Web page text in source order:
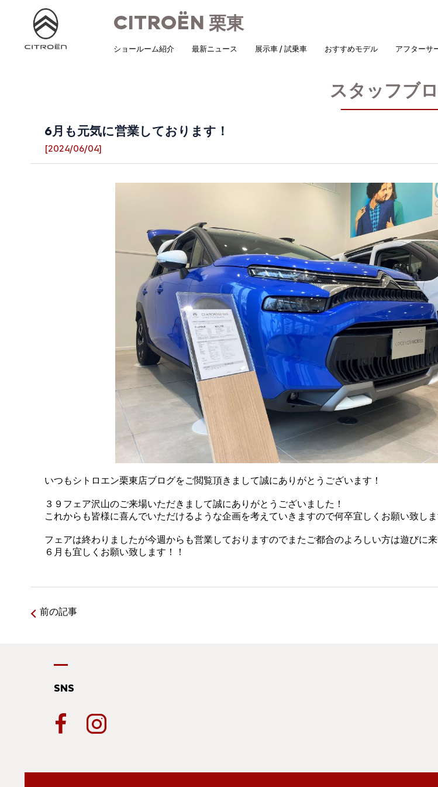
CITROËN 栗東
ショールーム紹介 最新ニュース 展示車 / 試乗車 おすすめモデル アフターサ
スタッフブ
6月も元気に営業しております！
[2024/06/04]
いつもシトロエン栗東店ブログをご閲覧頂きまして誠にありがとうございます！
３９フェア沢山のご来場いただきまして誠にありがとうございました！
これからも皆様に喜んでいただけるような企画を考えていきますので何卒宜しくお願い致しま
フェアは終わりましたが今週からも営業しておりますのでまたご都合のよろしい方は遊びに来
６月も宜しくお願い致します！！
前の記事
SNS